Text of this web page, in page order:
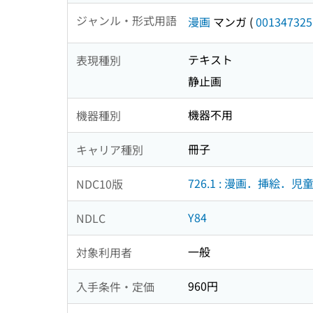
ジャンル・形式用語 漫画 マンガ (001347325
表現種別
テキスト
静止画
機器種別 機器不用
キャリア種別 冊子
NDC10版 726.1 : 漫画．挿絵．児
NDLC Y84
対象利用者 一般
入手条件・定価 960円